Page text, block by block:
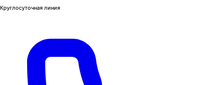
Круглосуточная линия